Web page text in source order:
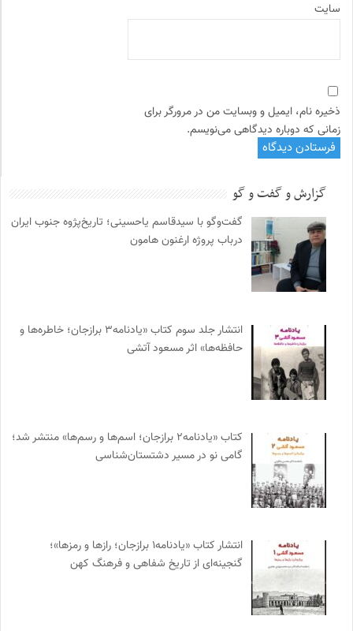
سایت
ذخیره نام، ایمیل و وبسایت من در مرورگر برای
زمانی که دوباره دیدگاهی می‌نویسم.
گزارش و گفت و گو
گفت‌وگو با سیدقاسم یاحسینی؛ تاریخ‌پژوه جنوب ایران
درباب پروژه ارغنون هامون
انتشار جلد سوم کتاب «یادنامه۳ برازجان؛ خاطره‌ها و
حافظه‌ها» اثر مسعود آتشی
کتاب «یادنامه۲ برازجان؛ اسم‌ها و رسم‌ها» منتشر شد؛
گامی نو در مسیر دشتستان‌شناسی
انتشار کتاب «یادنامه۱ برازجان؛ رازها و رمزها»؛
گنجینه‌ای از تاریخ شفاهی و فرهنگ کهن